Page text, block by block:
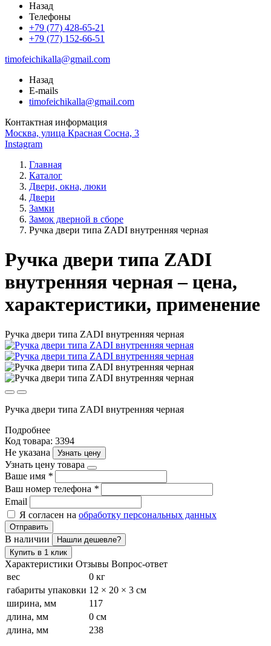
Назад
Телефоны
+79 (77) 428-65-21
+79 (77) 152-66-51
timofeichikalla@gmail.com
Назад
E-mails
timofeichikalla@gmail.com
Контактная информация
Москва, улица Красная Сосна, 3
Instagram
Главная
Каталог
Двери, окна, люки
Двери
Замки
Замок дверной в сборе
Ручка двери типа ZADI внутренняя черная
Ручка двери типа ZADI
внутренняя черная – цена,
характеристики, применение
Ручка двери типа ZADI внутренняя черная
Ручка двери типа ZADI внутренняя черная
Подробнее
Код товара: 3394
Не указана
Узнать цену
Узнать цену товара
Ваше имя *
Ваш номер телефона *
Email
Я согласен на обработку персональных данных
Отправить
В наличии
Нашли дешевле?
Купить в 1 клик
Характеристики Отзывы Вопрос-ответ
вес
0 кг
габариты упаковки 12 × 20 × 3 см
ширина, мм
117
длина, мм
0 см
длина, мм
238